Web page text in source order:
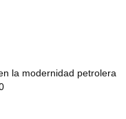
la modernidad petrolera